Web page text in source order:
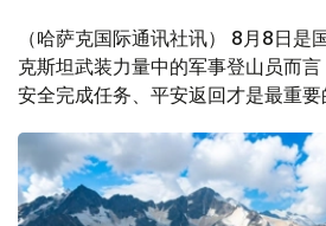
（哈萨克国际通讯社讯） 8月8日是
克斯坦武装力量中的军事登山员而言
安全完成任务、平安返回才是最重要